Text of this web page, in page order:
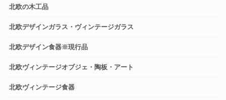
北欧の木工品
北欧デザインガラス・ヴィンテージガラス
北欧デザイン食器※現行品
北欧ヴィンテージオブジェ・陶板・アート
北欧ヴィンテージ食器